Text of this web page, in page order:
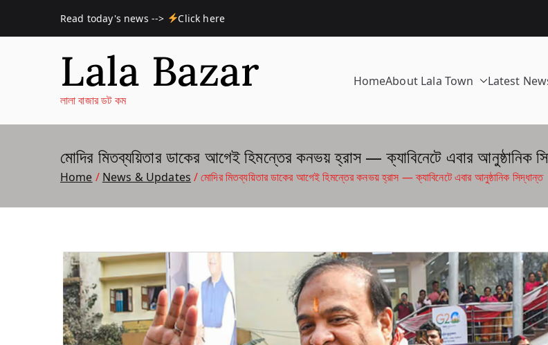
Read today's news --> Click here
Lala Bazar
লালা বাজার ডট কম
HomeAbout Lala Town Latest
মোদির মিতব্যয়িতার ডাকের আগেই হিমন্তের কনভয় হ্রাস — ক্যাবিনেটে এবার আনুষ্ঠানিক
Home News & Updates মোদির মিতব্যয়িতার ডাকের আগেই হিমন্তের কনভয় হ্রাস — ক্যাবিনেটে এবার আনুষ্ঠানিক সিদ্ধান্ত